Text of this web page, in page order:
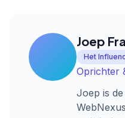
Joep
Het
Oprichter
Joep is